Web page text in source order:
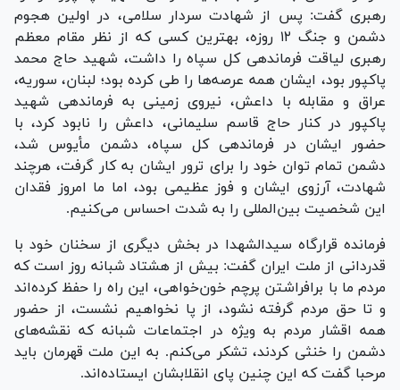
رهبری گفت: پس از شهادت سردار سلامی، در اولین هجوم
دشمن و جنگ ۱۲ روزه، بهترین کسی که از نظر مقام معظم
رهبری لیاقت فرماندهی کل سپاه را داشت، شهید حاج محمد
پاکپور بود، ایشان همه عرصه‌ها را طی کرده بود؛ لبنان، سوریه،
عراق و مقابله با داعش، نیروی زمینی به فرماندهی شهید
پاکپور در کنار حاج قاسم سلیمانی، داعش را نابود کرد، با
حضور ایشان در فرماندهی کل سپاه، دشمن مأیوس شد،
دشمن تمام توان خود را برای ترور ایشان به کار گرفت، هرچند
شهادت، آرزوی ایشان و فوز عظیمی بود، اما ما امروز فقدان
این شخصیت بین‌المللی را به شدت احساس می‌کنیم.
فرمانده قرارگاه سیدالشهدا در بخش دیگری از سخنان خود با
قدردانی از ملت ایران گفت: بیش از هشتاد شبانه روز است که
مردم ما با برافراشتن پرچم خون‌خواهی، این راه را حفظ کرده‌اند
و تا حق مردم گرفته نشود، از پا نخواهیم نشست، از حضور
همه اقشار مردم به ویژه در اجتماعات شبانه که نقشه‌های
دشمن را خنثی کردند، تشکر می‌کنم. به این ملت قهرمان باید
مرحبا گفت که این چنین پای انقلابشان ایستاده‌اند.